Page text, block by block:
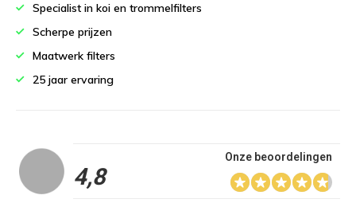
Specialist in koi en trommelfilters
Scherpe prijzen
Maatwerk filters
25 jaar ervaring
4,8
Onze beoordelingen